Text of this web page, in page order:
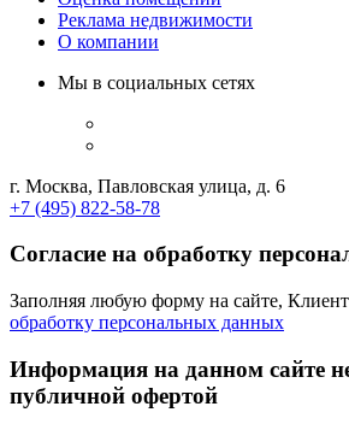
Реклама недвижимости
О компании
Мы в социальных сетях
г. Москва, Павловская улица, д. 6
+7 (495) 822-58-78
Согласие на обработку
Заполняя любую форму на сайте, Клиент
обработку персональных данных
Информация на данном сайте
публичной офертой